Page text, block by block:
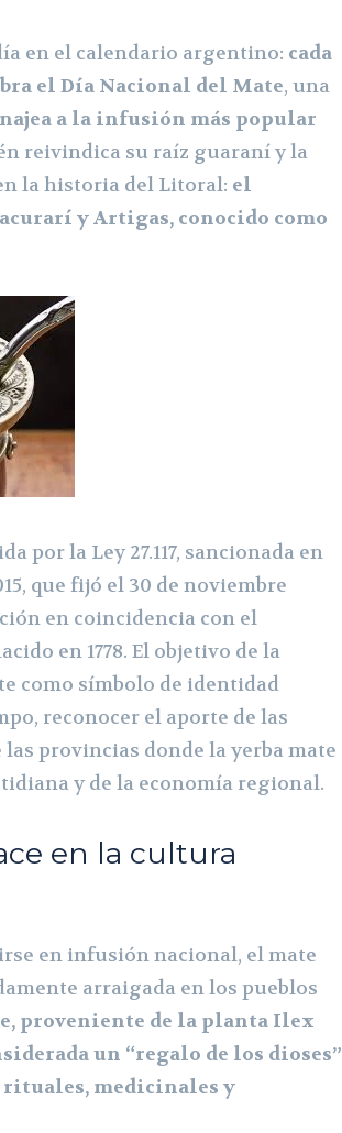
en el calendario argentino: cada
el Día Nacional del Mate, una
a la infusión más popular
reivindica su raíz guaraní y la
la historia del Litoral: el
y Artigas, conocido como
por la Ley 27.117, sancionada en
que fijó el 30 de noviembre
en coincidencia con el
en 1778. El objetivo de la
como símbolo de identidad
reconocer el aporte de las
provincias donde la yerba mate
y de la economía regional.
en la cultura
en infusión nacional, el mate
arraigada en los pueblos
proveniente de la planta Ilex
un “regalo de los dioses”
medicinales y